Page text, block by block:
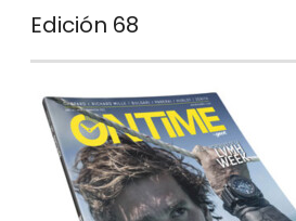
Edición 68